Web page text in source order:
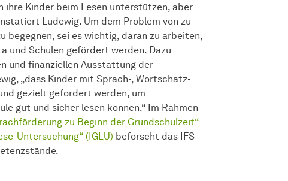
ihre Kinder beim Lesen unterstützen, aber
Ludewig. Um dem Problem von zu
begegnen, sei es wichtig, daran zu arbeiten,
und Schulen gefördert werden. Dazu
und finanziellen Ausstattung der
„dass Kinder mit Sprach-, Wortschatz-
gezielt gefördert werden, um
gut und sicher lesen können.“ Im Rahmen
zu Beginn der Grundschulzeit“
Untersuchung“ (IGLU) beforscht das IFS